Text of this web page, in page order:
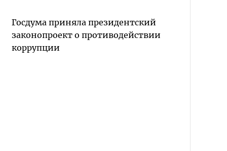
Госдума приняла президентский
законопроект о противодействии
коррупции